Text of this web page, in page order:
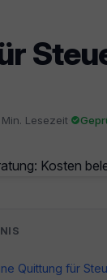
Min. Lesezeit
Quittung für